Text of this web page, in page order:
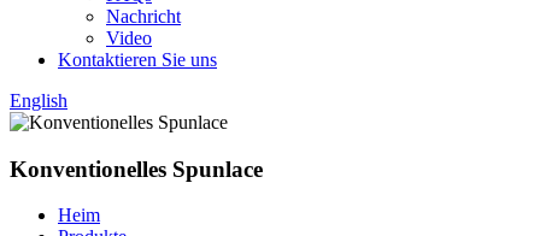
Nachricht
Video
Kontaktieren Sie uns
English
Konventionelles Spunlace
Heim